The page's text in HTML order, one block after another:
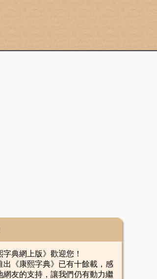
典網上版》歡迎您！
《康熙字典》已有十餘載，感
網友的支持，讓我們仍有動力繼